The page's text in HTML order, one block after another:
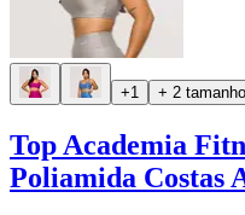
+1 + 2
Top Academia
Poliamida Costas